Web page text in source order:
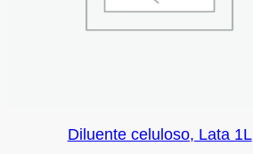
Diluente celuloso, Lata 1L